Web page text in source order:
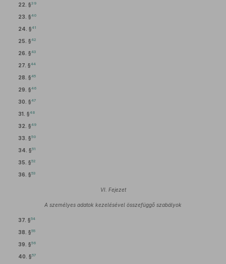
22. §39
23. §40
24. §41
25. §42
26. §43
27. §44
28. §45
29. §46
30. §47
31. §48
32. §49
33. §50
34. §51
35. §52
36. §53
VI. Fejezet
A személyes adatok kezelésével összefüggő szabályok
37. §54
38. §55
39. §56
40. §57